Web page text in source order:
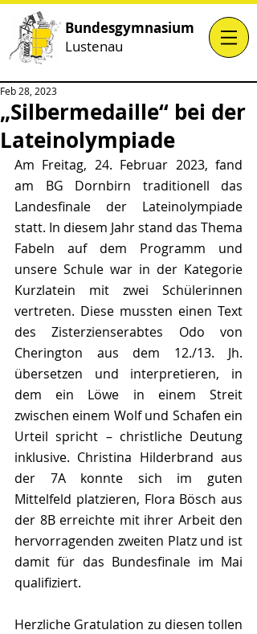
Bundesgymnasium
Lustenau
„Silbermedaille“ bei der
Lateinolympiade
Feb 28, 2023
Am Freitag, 24. Februar 2023, fand
am BG Dornbirn traditionell das
Landesfinale der Lateinolympiade
statt. In diesem Jahr stand das Thema
Fabeln auf dem Programm und
unsere Schule war in der Kategorie
Kurzlatein mit zwei Schülerinnen
vertreten. Diese mussten einen Text
des Zisterzienserabtes Odo von
Cherington aus dem 12./13. Jh.
übersetzen und interpretieren, in
dem ein Löwe in einem Streit
zwischen einem Wolf und Schafen ein
Urteil spricht – christliche Deutung
inklusive. Christina Hilderbrand aus
der 7A konnte sich im guten
Mittelfeld platzieren, Flora Bösch aus
der 8B erreichte mit ihrer Arbeit den
hervorragenden zweiten Platz und ist
damit für das Bundesfinale im Mai
qualifiziert.
Herzliche Gratulation zu diesen tollen